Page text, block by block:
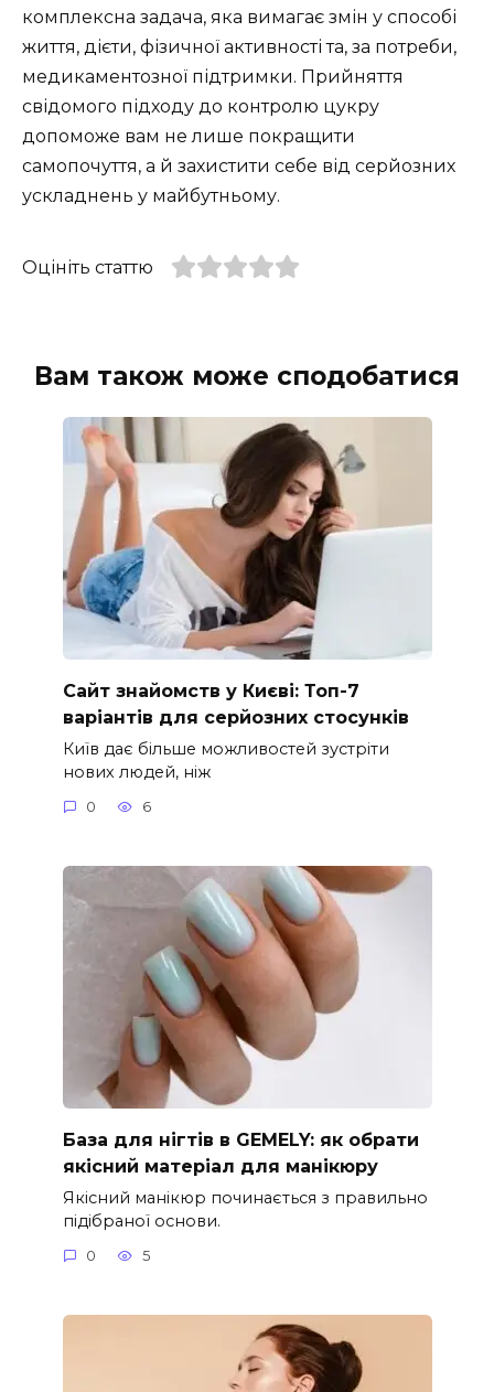
комплексна задача, яка вимагає змін у способі
життя, дієти, фізичної активності та, за потреби,
медикаментозної підтримки. Прийняття
свідомого підходу до контролю цукру
допоможе вам не лише покращити
самопочуття, а й захистити себе від серйозних
ускладнень у майбутньому.
Оцініть статтю
Вам також може сподобатися
Сайт знайомств у Києві: Топ-7
варіантів для серйозних стосунків
Київ дає більше можливостей зустріти
нових людей, ніж
0 6
База для нігтів в GEMELY: як обрати
якісний матеріал для манікюру
Якісний манікюр починається з правильно
підібраної основи.
0 5